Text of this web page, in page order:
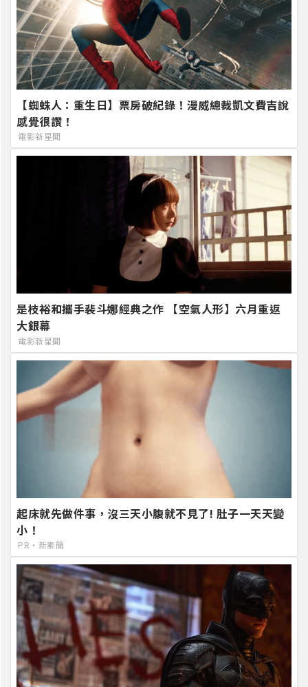
【蜘蛛人：重生日】票房破紀錄！漫威總裁凱文費吉說
感覺很讚！
電影新星聞
是枝裕和攜手裴斗娜經典之作 【空氣人形】六月重返
大銀幕
電影新星聞
起床就先做件事，沒三天小腹就不見了! 肚子一天天變
小！
PR・新素簡